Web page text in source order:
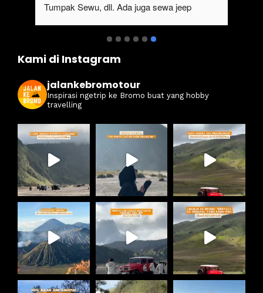
Tumpak Sewu, dll. Ada juga sewa jeep
Kami di Instagram
jalankebromotour
Inspirasi ngetrip ke Bromo buat yang hobby
travelling